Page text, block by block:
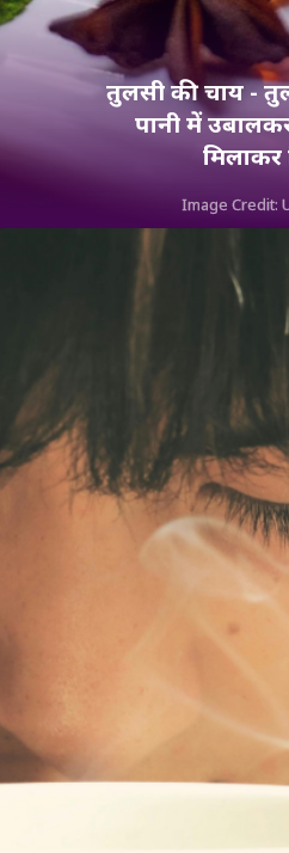
तुलसी की चाय -
पानी में
मिलाकर
Image Credit: